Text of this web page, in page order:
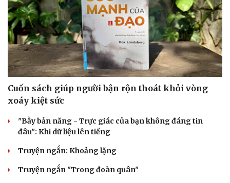
Cuốn sách giúp người bận rộn thoát khỏi vòng
xoáy kiệt sức
"Bẫy bản năng - Trực giác của bạn không đáng tin
đâu": Khi dữ liệu lên tiếng
Truyện ngắn: Khoảng lặng
Truyện ngắn "Trong đoàn quân"